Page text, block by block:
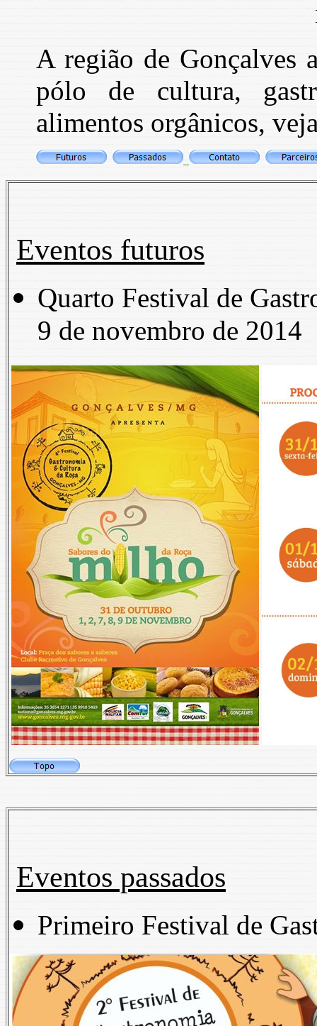
A região de Gonçalves
pólo de cultura,
alimentos orgânicos,
Eventos futuros
Quarto Festival de
9 de novembro de 2014
Eventos passados
Primeiro Festival de